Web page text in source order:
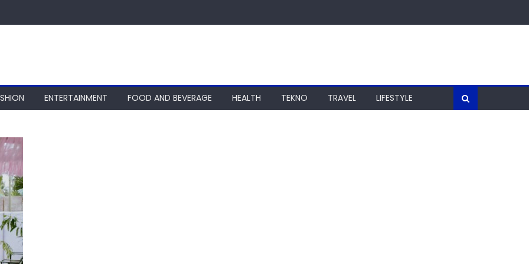
ENTERTAINMENT FOOD AND BEVERAGE HEALTH TEKNO TRAVEL LIFESTYLE